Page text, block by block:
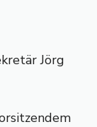
Jörg